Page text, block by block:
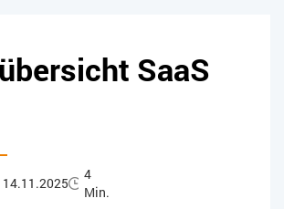
SaaS
14.11.2025
4
Min.